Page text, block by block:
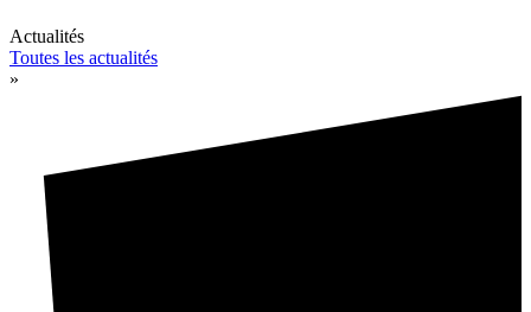
Actualités
Toutes les actualités
»